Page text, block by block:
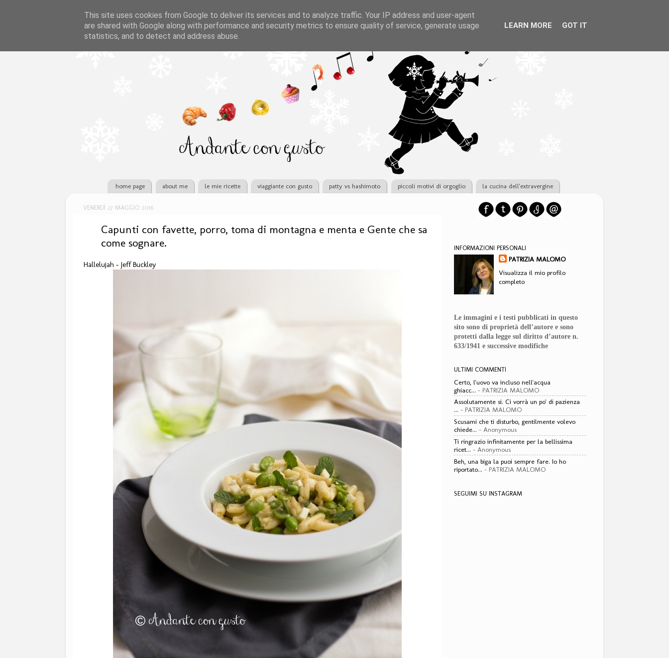
home page about me le mie ricette viaggiante con gusto patty vs hashimoto piccoli motivi di orgoglio la cucina dell'extravergine
VENERDÌ 27 MAGGIO 2016
Capunti con favette, porro, toma di montagna e menta e Gente che sa
come sognare.
Hallelujah - Jeff Buckley
INFORMAZIONI PERSONALI
PATRIZIA MALOMO
Visualizza il mio profilo
completo
Le immagini e i testi pubblicati in questo
sito sono di proprietà dell’autore e sono
protetti dalla legge sul diritto d’autore n.
633/1941 e successive modifiche
ULTIMI COMMENTI
Certo, l'uovo va incluso nell'acqua
ghiacc... - PATRIZIA MALOMO
Assolutamente si. Ci vorrà un po' di pazienza
... - PATRIZIA MALOMO
Scusami che ti disturbo, gentilmente volevo
chiede... - Anonymous
Ti ringrazio infinitamente per la bellissima
ricet... - Anonymous
Beh, una biga la puoi sempre fare. Io ho
riportato... - PATRIZIA MALOMO
SEGUIMI SU INSTAGRAM
This site uses cookies from Google to deliver its services and to analyze traffic. Your IP address and user-agent
are shared with Google along with performance and security metrics to ensure quality of service, generate usage
statistics, and to detect and address abuse.
LEARN MORE GOT IT